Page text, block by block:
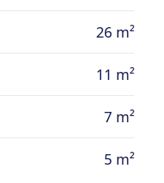
26 m²
11 m²
7 m²
5 m²